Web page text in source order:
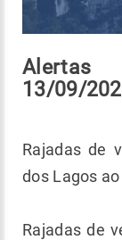
Alertas
13/09/
Rajadas de
dos Lagos
Rajadas de